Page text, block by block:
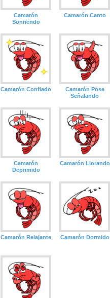
Camarón
Sonriendo
Camarón Canto
Camarón Confiado
Camarón Pose
Señalando
Camarón
Deprimido
Camarón Llorando
Camarón Relajante Camarón Dormido